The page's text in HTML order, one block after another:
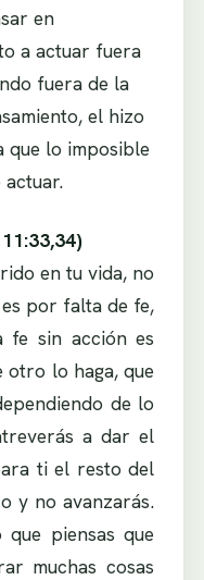
en
a actuar fuera
fuera de la
el hizo
que lo imposible
en tu vida, no
por falta de fe,
fe sin acción es
otro lo haga, que
de lo
a dar el
ti el resto del
y no avanzarás.
piensas que
muchas cosas